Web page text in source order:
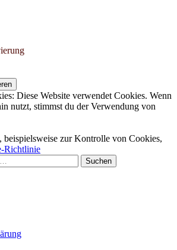
Diese Website verwendet Cookies. Wenn
nutzt, stimmst du der Verwendung von
beispielsweise zur Kontrolle von Cookies,
Richtlinie